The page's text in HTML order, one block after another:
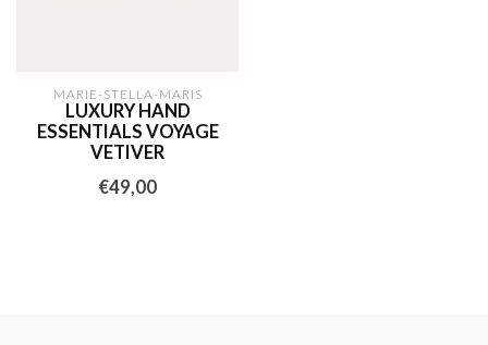
MARIE-STELLA-MARIS
LUXURY HAND
ESSENTIALS VOYAGE
VETIVER
€49,00